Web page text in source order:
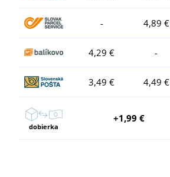
- 4,89 €
4,29 € -
3,49 € 4,49 €
dobierka
+1,99 €